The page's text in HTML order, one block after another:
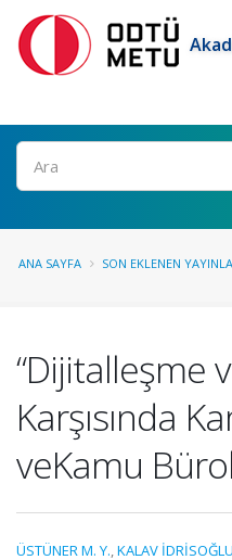
Ara
ANA SAYFA SON EKLENEN
“Dijitalleşme
Karşısında
veKamu
ÜSTÜNER M. Y.,KALAV